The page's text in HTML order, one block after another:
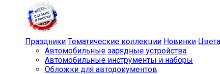
Праздники Тематические коллекции Новинки Цвета
Автомобильные зарядные устройства
Автомобильные инструменты и наборы
Обложки для автодокументов